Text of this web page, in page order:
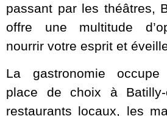
passant par les théâtres,
offre une multitude
nourrir votre esprit et
La gastronomie
place de choix à Batilly-
restaurants locaux, les